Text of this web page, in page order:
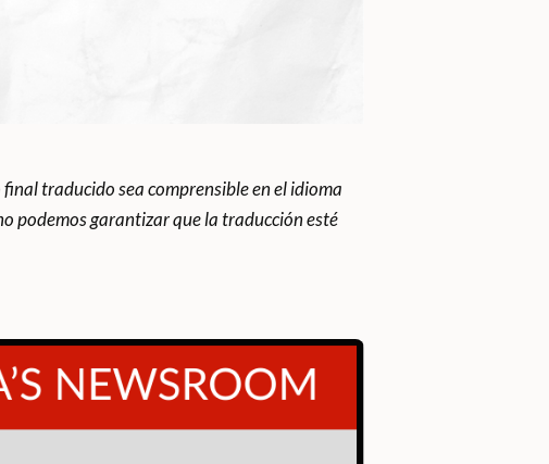
traducido sea comprensible en el idioma
podemos garantizar que la traducción esté